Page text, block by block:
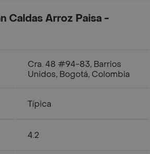
Caldas Arroz Paisa -
Cra. 48 #94-83, Barrios
Unidos, Bogotá, Colombia
Típica
4.2